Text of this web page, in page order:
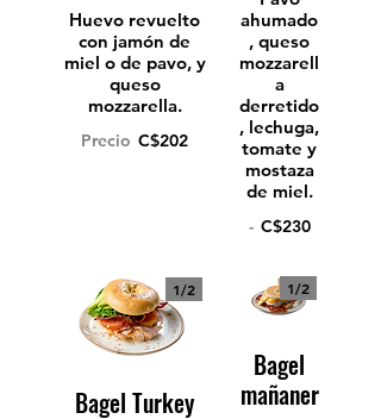
Huevo revuelto
con jamón de
miel o de pavo, y
queso
mozzarella.
Precio C$202
ahumado
, queso
mozzarell
a
derretido
, lechuga,
tomate y
mostaza
de miel.
- C$230
Bagel Turkey
1/2
Bagel
mañaner
1/2